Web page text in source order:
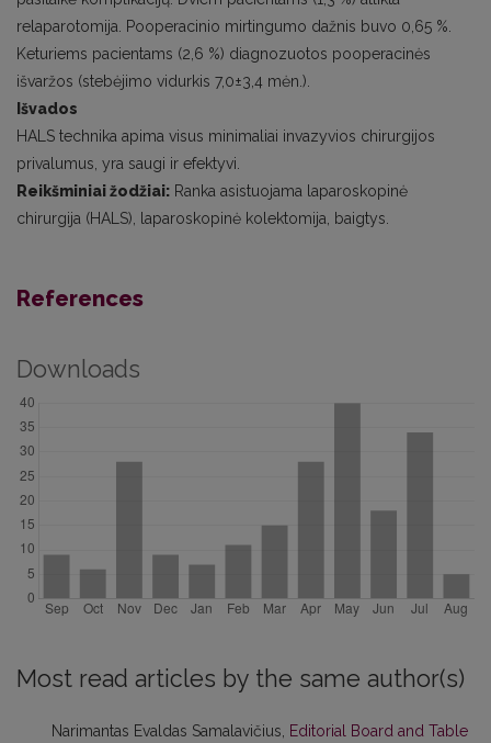
relaparotomija. Pooperacinio mirtingumo dažnis buvo 0,65 %.
Keturiems pacientams (2,6 %) diagnozuotos pooperacinės
išvaržos (stebėjimo vidurkis 7,0±3,4 mėn.).
Išvados
HALS technika apima visus minimaliai invazyvios chirurgijos
privalumus, yra saugi ir efektyvi.
Reikšminiai žodžiai: Ranka asistuojama laparoskopinė
chirurgija (HALS), laparoskopinė kolektomija, baigtys.
References
Downloads
Most read articles by the same author(s)
Narimantas Evaldas Samalavičius,
Editorial Board and Table